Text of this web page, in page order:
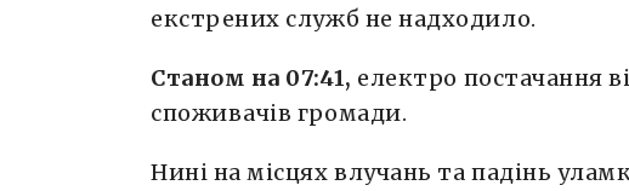
екстрених служб не надходило.
Станом на 07:41, електро постачання
споживачів громади.
Нині на місцях влучань та падінь